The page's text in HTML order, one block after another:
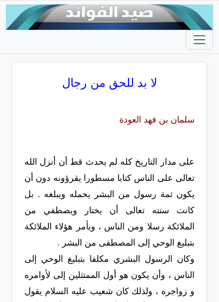
لا بد للحق من رجال
سلمان بن فهد العودة
على مدار التاريخ كله لم يحدث قط أن أنزل الله
تعالى على الناس كتابا مسطورا يقرؤونه دون أن
يكون ثمة رسول من البشر يحمله ويبلغه . بل
كانت سنته تعالى أن يختار ويصطفي من
الملائكة رسلا ومن الناس ، ويأمر هؤلاء الملائكة
بتبليغ الوحي إلى المصطفى من البشر .
وكان الرسول البشري مكلفا بتبليغ الوحي إلى
الناس ، وأن يكون هو أول الممتثلين إلى لأوامره
و زواجره ، ولذلك كان شعيب عليه السلام يقول